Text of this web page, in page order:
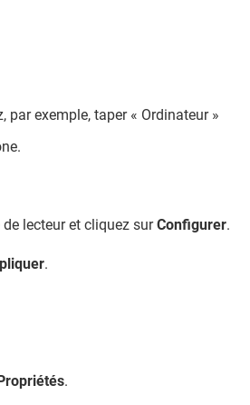
par exemple, taper « Ordinateur »
lecteur et cliquez surConfigurer.
.
.